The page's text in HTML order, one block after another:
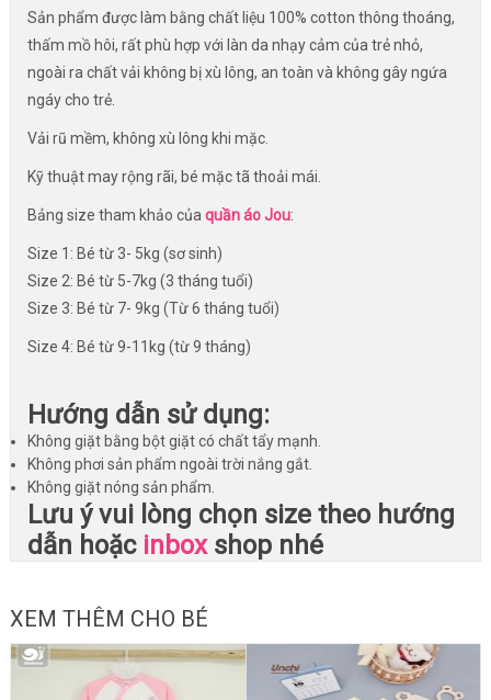
Sản phẩm được làm bằng chất liệu 100% cotton thông thoáng,
thấm mồ hôi, rất phù hợp với làn da nhạy cảm của trẻ nhỏ,
ngoài ra chất vải không bị xù lông, an toàn và không gây ngứa
ngáy cho trẻ.
Vải rũ mềm, không xù lông khi mặc.
Kỹ thuật may rộng rãi, bé mặc tã thoải mái.
Bảng size tham khảo của quần áo Jou:
Size 1: Bé từ 3- 5kg (sơ sinh)
Size 2: Bé từ 5-7kg (3 tháng tuổi)
Size 3: Bé từ 7- 9kg (Từ 6 tháng tuổi)
Size 4: Bé từ 9-11kg (từ 9 tháng)
Hướng dẫn sử dụng:
Không giặt bằng bột giặt có chất tẩy mạnh.
Không phơi sản phẩm ngoài trời nắng gắt.
Không giặt nóng sản phẩm.
Lưu ý vui lòng chọn size theo hướng
dẫn hoặc inboxshop nhé
XEM THÊM CHO BÉ